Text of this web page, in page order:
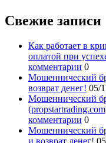
Свежие записи
Как работает в
оплатой при
комментарии 0
Мошеннический
возврат денег! 05/
Мошеннический
комментарии 0
Мошеннический
и возврат денег!